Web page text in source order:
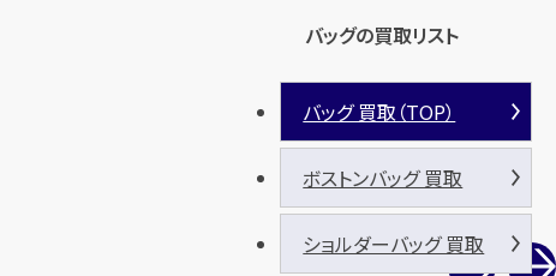
バッグの買取リスト
バッグ 買取（TOP）
ボストンバッグ 買取
ショルダーバッグ 買取